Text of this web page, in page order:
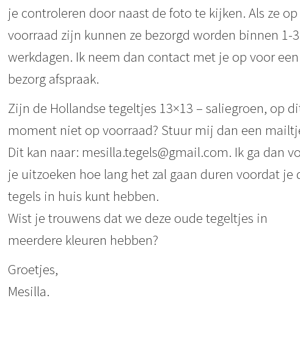
je controleren door naast de foto te kijken. Als ze op
voorraad zijn kunnen ze bezorgd worden binnen 1-3
werkdagen. Ik neem dan contact met je op voor een
bezorg afspraak.
Zijn de Hollandse tegeltjes 13×13 – saliegroen, op
moment niet op voorraad? Stuur mij dan een
Dit kan naar: mesilla.tegels@gmail.com. Ik ga dan
je uitzoeken hoe lang het zal gaan duren voordat je
tegels in huis kunt hebben.
Wist je trouwens dat we deze oude tegeltjes in
meerdere kleuren hebben?
Groetjes,
Mesilla.